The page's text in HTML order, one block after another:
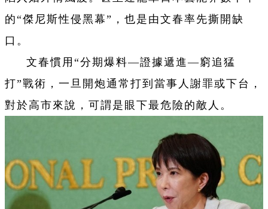
的“傑尼斯性侵黑幕”，也是由文春率先撕開缺
口。
文春慣用“分期爆料—證據遞進—窮追猛
打”戰術，一旦開炮通常打到當事人謝罪或下台，
對於高市來說，可謂是眼下最危險的敵人。